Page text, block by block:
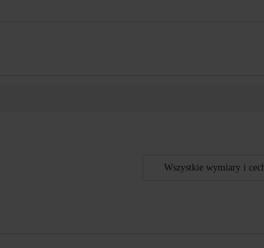
Wszystkie wymiary i